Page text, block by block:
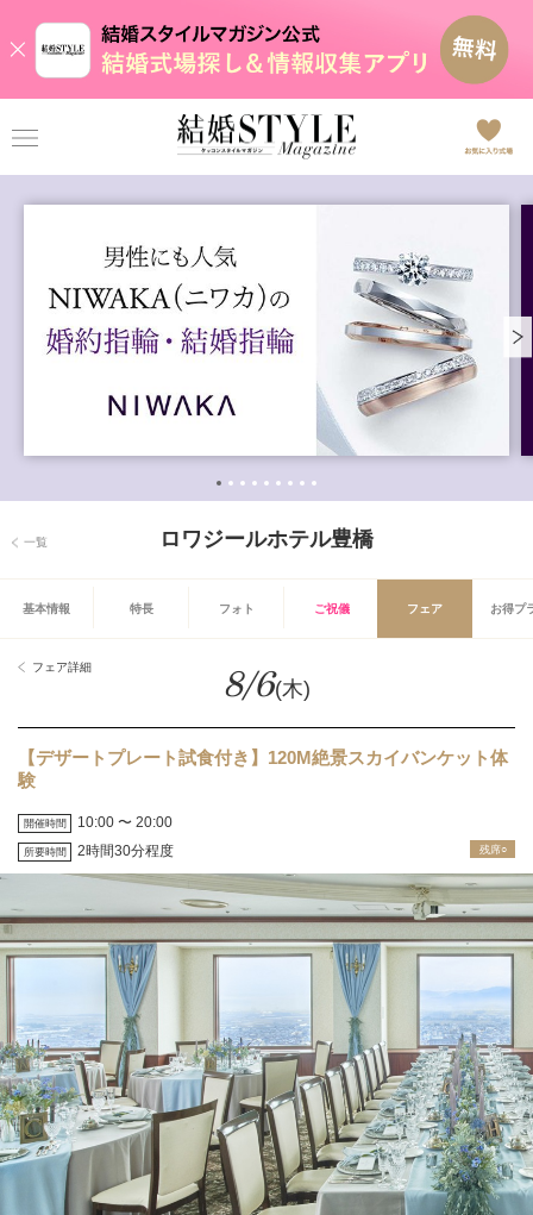
一覧 ロワジールホテル豊橋
基本情報 特長 フォト ご祝儀 フェア お得プ
フェア詳細 8/6(木)
【デザートプレート試食付き】120M絶景スカイバンケット体
験
開催時間 10:00 〜 20:00
所要時間 2時間30分程度 残席○